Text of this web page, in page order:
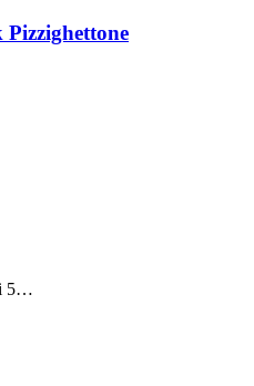
Pizzighettone
5…